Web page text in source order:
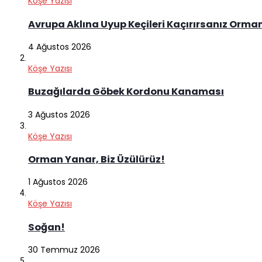
Avrupa Aklına Uyup Keçileri Kaçırırsanız
4 Ağustos 2026
Köşe Yazısı
Buzağılarda Göbek Kordonu Kanaması
3 Ağustos 2026
Köşe Yazısı
Orman Yanar, Biz Üzülürüz!
1 Ağustos 2026
Köşe Yazısı
Soğan!
30 Temmuz 2026